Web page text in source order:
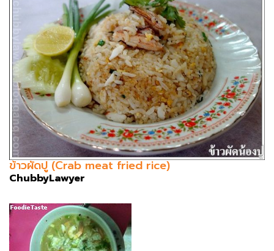
ข้าวผัดปู (Crab meat fried rice)
ChubbyLawyer